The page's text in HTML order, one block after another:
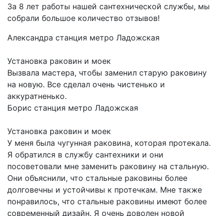
За 8 лет работы нашей сантехнической службы, мы
собрали большое количество отзывов!
Александра станция метро Ладожская
Установка раковин и моек
Вызвала мастера, чтобы заменил старую раковину
на новую. Все сделал очень чистенько и
аккуратненько.
Борис станция метро Ладожская
Установка раковин и моек
У меня была чугунная раковина, которая протекала.
Я обратился в службу сантехники и они
посоветовали мне заменить раковину на стальную.
Они объяснили, что стальные раковины более
долговечны и устойчивы к протечкам. Мне также
понравилось, что стальные раковины имеют более
современный дизайн. Я очень доволен новой